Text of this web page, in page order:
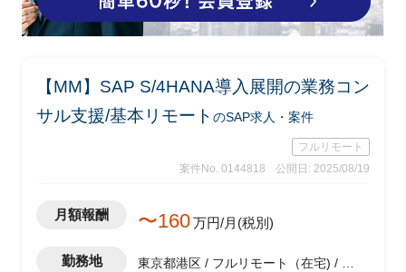
【MM】SAP S/4HANA導入展開の業務コン
サル支援/基本リモート のSAP求人・案件
フルリモート
案件No. 0144818
公開日: 2025/08/19
月額報酬 〜160万円/月(税別)
勤務地
東京都港区 / フルリモート（在宅) / 六